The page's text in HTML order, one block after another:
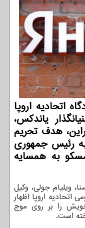
اتحادیه اروپا
یاندکس،
هدف تحریم
رئیس جمهوری
به همسایه
ویلیام جولی، وکیل
اتحادیه اروپا اظهار
را بر روی موج
است.